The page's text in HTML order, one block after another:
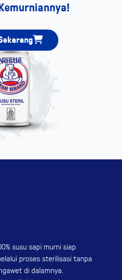
susu sapi murni siap
proses sterilisasi tanpa
di dalamnya.